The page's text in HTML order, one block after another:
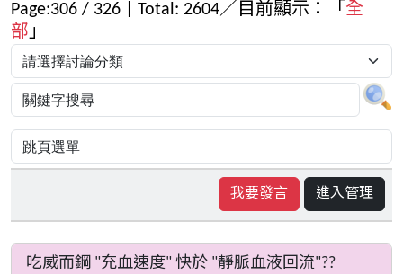
Page:306 / 326 | Total: 2604／目前顯示：「 全
部」
我要發言 進入管理
吃威而鋼 "充血速度" 快於 "靜脈血液回流"??